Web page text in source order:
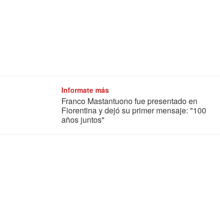
Informate más
Franco Mastantuono fue presentado en
Fiorentina y dejó su primer mensaje: "100
años juntos"